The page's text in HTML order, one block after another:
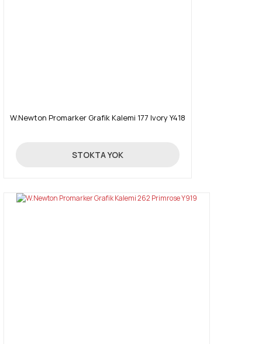
W.Newton Promarker Grafik Kalemi 177 Ivory Y418
19,90 TL
STOKTA YOK